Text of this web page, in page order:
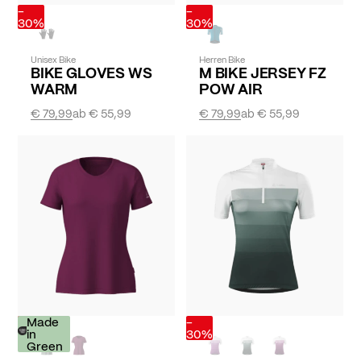
-
30%
Unisex Bike
BIKE GLOVES WS
WARM
ab€ 55,99
€ 79,99
-
30%
Herren Bike
M BIKE JERSEY FZ
POW AIR
ab€ 55,99
€ 79,99
-
30%
Made
in
Green
-
30%